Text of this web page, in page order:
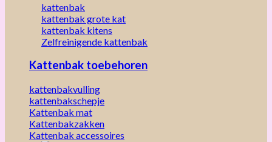
kattenbak
kattenbak grote kat
kattenbak kitens
Zelfreinigende kattenbak
Kattenbak toebehoren
kattenbakvulling
kattenbakschepje
Kattenbak mat
Kattenbakzakken
Kattenbak accessoires